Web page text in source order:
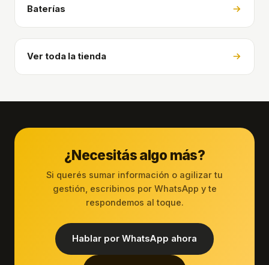
Baterías
Ver toda la tienda
¿Necesitás algo más?
Si querés sumar información o agilizar tu
gestión, escribinos por WhatsApp y te
respondemos al toque.
Hablar por WhatsApp ahora